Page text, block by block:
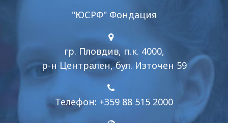
нашите деца щастливи!
С Вашата помощ помагаме на повече хора!
"ЮСРФ" Фондация
гр. Пловдив, п.к. 4000,
р-н Централен, бул. Източен 59
Телефон: +359 88 515 2000